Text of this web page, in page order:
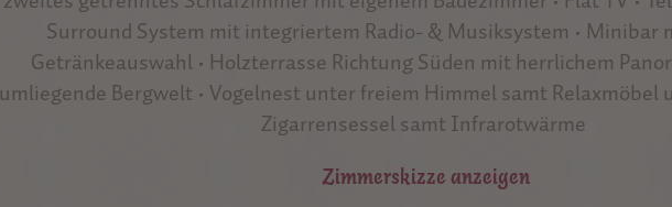
Surround System mit integriertem Radio- & Musiksystem • Minibar
Getränkeauswahl • Holzterrasse Richtung Süden mit herrlichem
umliegende Bergwelt • Vogelnest unter freiem Himmel samt Relaxmöbel
Zigarrensessel samt Infrarotwärme
Zimmerskizze anzeigen